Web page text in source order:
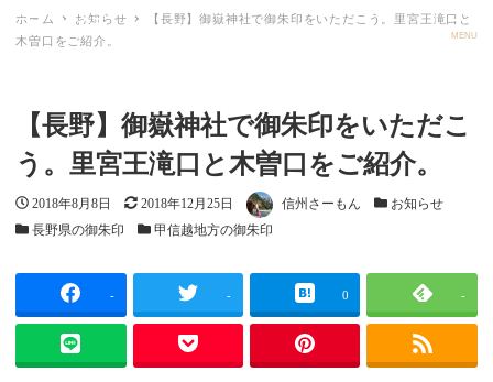
ごしゅメモ
MENU
ホーム お知らせ
【長野】御嶽神社で御朱印をいただこう。里宮王滝口と
木曽口をご紹介。
【長野】御嶽神社で御朱印をいただこ
う。里宮王滝口と木曽口をご紹介。
投稿日
2018年8月8日 更新日
2018年12月25日 著者 信州さーもん カテゴリー
お知らせ
カテゴリー
長野県の御朱印 カテゴリー
甲信越地方の御朱印
- - 0 -